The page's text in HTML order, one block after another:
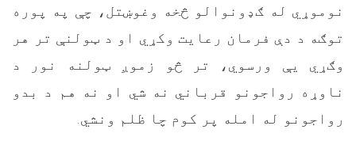
نوموړي له ګډونوالو څخه وغوښتل، چې په پوره
توګه د دې فرمان رعایت وکړي او د ټولنې تر هر
وګړي یې ورسوي، تر څو زموږ ټولنه نور د
ناوړه رواجونو قرباني نه شي او نه هم د بدو
رواجونو له امله پر کوم چا ظلم ونشي.